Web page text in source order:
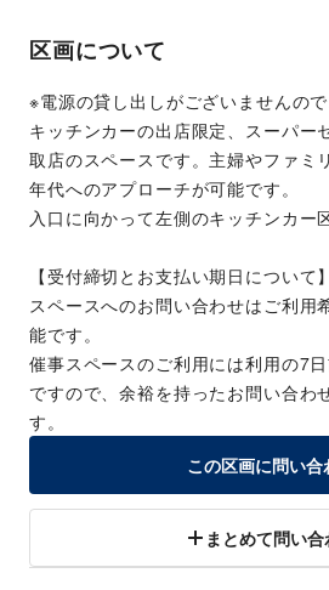
区画について
※電源の貸し出しがございませんの
キッチンカーの出店限定、スーパー
取店のスペースです。主婦やファミ
年代へのアプローチが可能です。
入口に向かって左側のキッチンカー
【受付締切とお支払い期日について】
スペースへのお問い合わせはご利用
能です。
催事スペースのご利用には利用の7
ですので、余裕を持ったお問い合わ
す。
この区画に問い合
まとめて問い